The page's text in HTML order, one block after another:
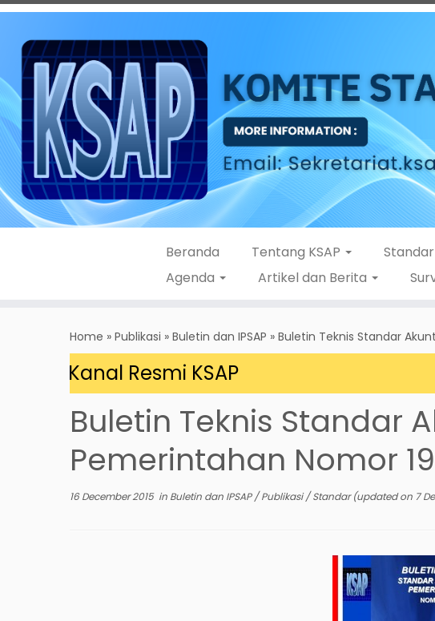
Beranda Tentang KSAP
Agenda
Artikel dan Berita
Home » Publikasi » Buletin dan IPSAP » Buletin Teknis Standar
di Kanal Resmi KSAP
Buletin Teknis Standar
Pemerintahan Nomor 19
16 December 2015in Buletin dan IPSAP/Publikasi/Standar(updated on 7